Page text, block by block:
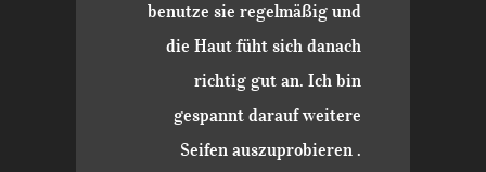
benutze sie regelmäßig und
die Haut füht sich danach
richtig gut an. Ich bin
gespannt darauf weitere
Seifen auszuprobieren .